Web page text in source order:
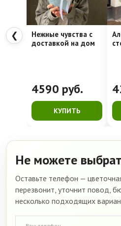
❮
Нежные чувства с
доставкой на дом
4590 руб.
КУПИТЬ
Не можете
Оставьте телефон —
перезвонит, уточнит повод,
несколько подходящих